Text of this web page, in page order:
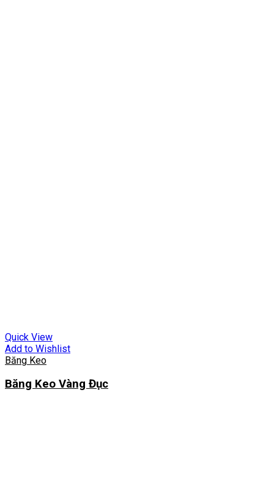
Quick View
Add to Wishlist
Băng Keo
Băng Keo Vàng Đục